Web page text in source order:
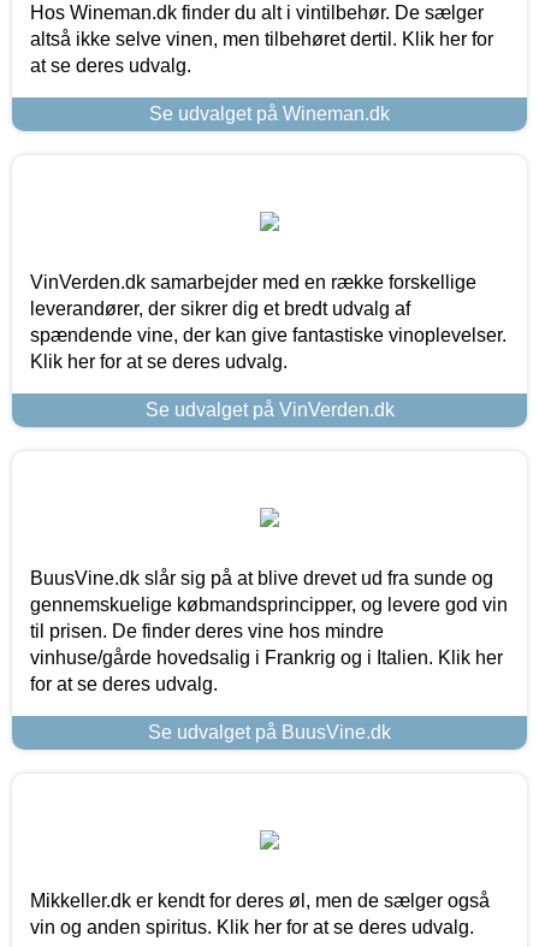
Hos Wineman.dk finder du alt i vintilbehør. De sælger
altså ikke selve vinen, men tilbehøret dertil. Klik her for
at se deres udvalg.
Se udvalget på Wineman.dk
VinVerden.dk samarbejder med en række forskellige
leverandører, der sikrer dig et bredt udvalg af
spændende vine, der kan give fantastiske vinoplevelser.
Klik her for at se deres udvalg.
Se udvalget på VinVerden.dk
BuusVine.dk slår sig på at blive drevet ud fra sunde og
gennemskuelige købmandsprincipper, og levere god vin
til prisen. De finder deres vine hos mindre
vinhuse/gårde hovedsalig i Frankrig og i Italien. Klik her
for at se deres udvalg.
Se udvalget på BuusVine.dk
Mikkeller.dk er kendt for deres øl, men de sælger også
vin og anden spiritus. Klik her for at se deres udvalg.